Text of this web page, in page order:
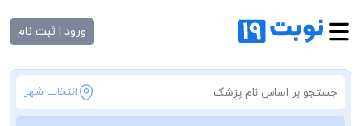
ورود | ثبت نام
انتخاب شهر